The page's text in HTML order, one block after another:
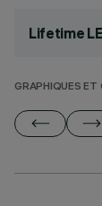
Lifetime
GRAPHIQUES ET